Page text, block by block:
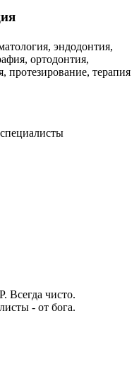
эндодонтия,
ортодонтия,
протезирование, терапия
чисто.
- от бога.